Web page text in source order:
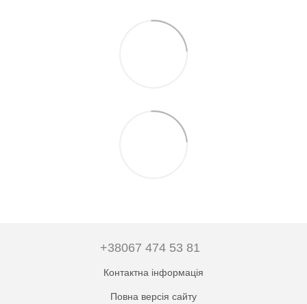
+38067 474 53 81
Контактна інформація
Повна версія сайту